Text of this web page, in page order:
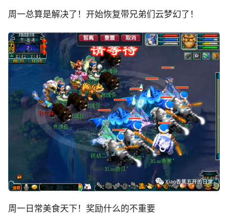
周一总算是解决了！开始恢复带兄弟们云梦幻了！
周一日常美食天下！奖励什么的不重要